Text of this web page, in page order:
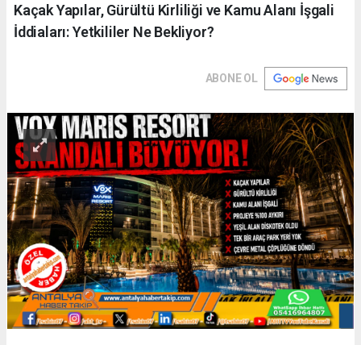
Kaçak Yapılar, Gürültü Kirliliği ve Kamu Alanı İşgali
İddiaları: Yetkililer Ne Bekliyor?
ABONE OL